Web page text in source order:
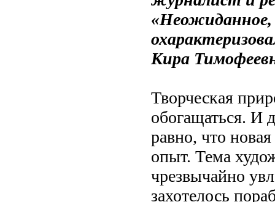
«Неожиданное,
Кира
Творческая
обогащаться. И
равно, что
опыт. Тема
чрезвычайно
захотелось